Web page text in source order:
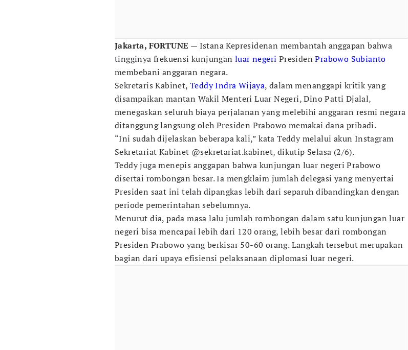
Jakarta, FORTUNE — Istana Kepresidenan membantah anggapan bahwa
tingginya frekuensi kunjungan luar negeri PresidenPrabowo Subianto
membebani anggaran negara.
Sekretaris Kabinet, Teddy Indra Wijaya, dalam menanggapi kritik yang
disampaikan mantan Wakil Menteri Luar Negeri, Dino Patti Djalal,
menegaskan seluruh biaya perjalanan yang melebihi anggaran resmi negara
ditanggung langsung oleh Presiden Prabowo memakai dana pribadi.
“Ini sudah dijelaskan beberapa kali,” kata Teddy melalui akun Instagram
Sekretariat Kabinet @sekretariat.kabinet, dikutip Selasa (2/6).
Teddy juga menepis anggapan bahwa kunjungan luar negeri Prabowo
disertai rombongan besar. Ia mengklaim jumlah delegasi yang menyertai
Presiden saat ini telah dipangkas lebih dari separuh dibandingkan dengan
periode pemerintahan sebelumnya.
Menurut dia, pada masa lalu jumlah rombongan dalam satu kunjungan luar
negeri bisa mencapai lebih dari 120 orang, lebih besar dari rombongan
Presiden Prabowo yang berkisar 50-60 orang. Langkah tersebut merupakan
bagian dari upaya efisiensi pelaksanaan diplomasi luar negeri.